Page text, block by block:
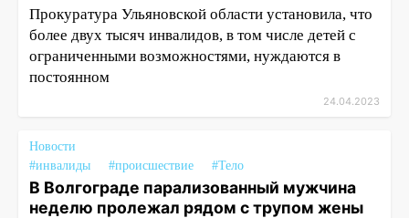
Прокуратура Ульяновской области установила, что
более двух тысяч инвалидов, в том числе детей с
ограниченными возможностями, нуждаются в
постоянном
24.04.2023
Новости
#инвалиды
#происшествие #Тело
В Волгограде парализованный мужчина
неделю пролежал рядом с трупом жены